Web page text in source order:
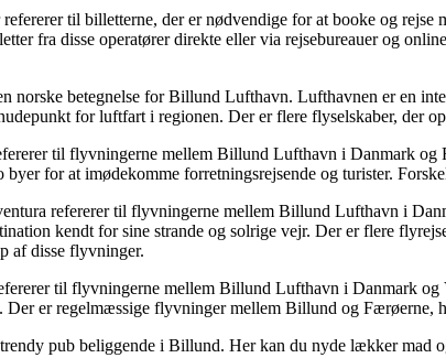
til billetterne, der er nødvendige for at booke og
fra disse operatører direkte eller via rejsebureauer og
norske betegnelse for Billund Lufthavn. Lufthavnen er en
for luftfart i regionen. Der er flere flyselskaber, der
til flyvningerne mellem Billund Lufthavn i Danmark
for at imødekomme forretningsrejsende og turister.
refererer til flyvningerne mellem Billund Lufthavn i
kendt for sine strande og solrige vejr. Der er flere
af disse flyvninger.
til flyvningerne mellem Billund Lufthavn i Danmark
Der er regelmæssige flyvninger mellem Billund og
pub beliggende i Billund. Her kan du nyde lækker mad